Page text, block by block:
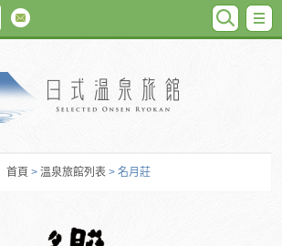
首頁 > 溫泉旅館列表 > 名月莊